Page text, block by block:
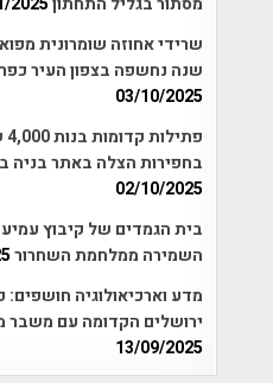
שנה נחשפה בצפון העיר
03/10/2025
בחפירות הצלה באתר בניה
02/10/2025
בית הגמדים של קיבוץ
השמירה ממלחמת השחרור
מדע וארכיאולוגיה
ירושלים הקדומה עם משבר
13/09/2025